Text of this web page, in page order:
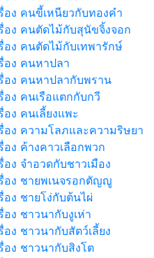
อง คนขี้เหนียวกับทองคำ
อง คนตัดไม้กับสุนัขจิ้งจอก
อง คนตัดไม้กับเทพารักษ์
อง คนหาปลา
อง คนหาปลากับพราน
อง คนเรือแตกกับกวี
ง คนเลี้ยงแพะ
อง ความโลภและความริษยา
ง ค้างคาวเลือกพวก
ง จำอวดกับชาวเมือง
อง ชายพเนจรอกตัญญู
อง ชายโง่กับต้นไผ่
ง ชาวนากับงูเห่า
ง ชาวนากับสัตว์เลี้ยง
อง ชาวนากับสิงโต